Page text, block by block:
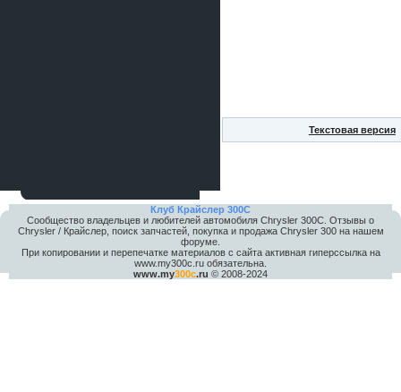
Текстовая версия
Клуб Крайслер 300C
Сообщество владельцев и любителей автомобиля Chrysler 300С. Отзывы о
Chrysler / Крайслер, поиск запчастей, покупка и продажа Chrysler 300 на нашем
форуме.
При копировании и перепечатке материалов с сайта активная гиперссылка на
www.my300c.ru обязательна.
www.my300c.ru © 2008-2024